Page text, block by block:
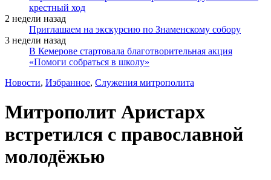
крестный ход
2 недели назад
Приглашаем на экскурсию по Знаменскому собору
3 недели назад
В Кемерове стартовала благотворительная акция
«Помоги собраться в школу»
Новости, Избранное, Служения митрополита
Митрополит Аристарх
встретился с православной
молодёжью